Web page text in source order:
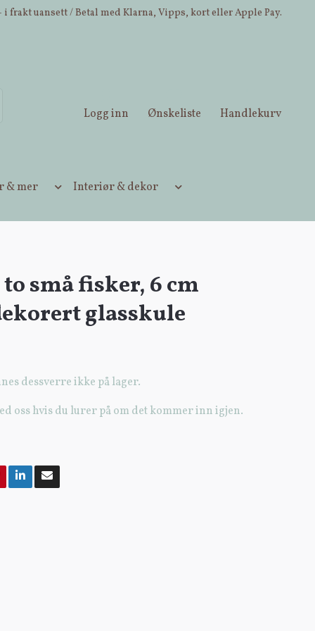
i frakt uansett / Betal med Klarna, Vipps, kort eller Apple Pay.
Logg inn Ønskeliste Handlekurv
& mer
Interiør & dekor
små fisker, 6 cm
glasskule
dessverre ikke på lager.
oss hvis du lurer på om det kommer inn igjen.